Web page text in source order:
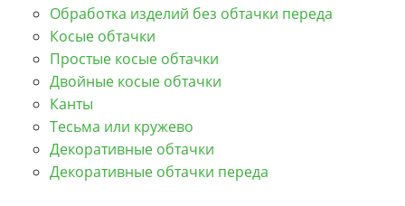
Обработка изделий без обтачки переда
Косые обтачки
Простые косые обтачки
Двойные косые обтачки
Канты
Тесьма или кружево
Декоративные обтачки
Декоративные обтачки переда